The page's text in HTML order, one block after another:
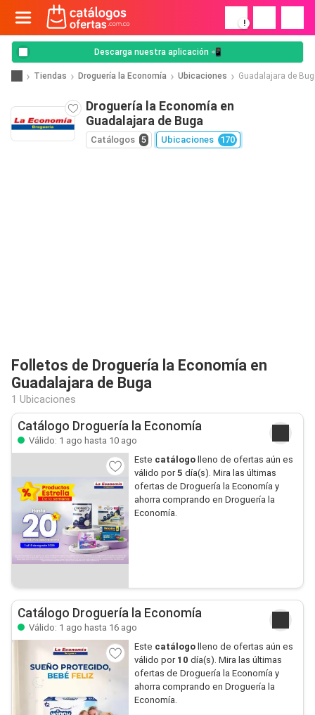
!
Descarga nuestra aplicación 📲
Tiendas Droguería la Economía Ubicaciones Guadalajara de
Droguería la Economía en
Guadalajara de Buga
Catálogos 5 Ubicaciones 170
Folletos de Droguería la Economía en
Guadalajara de Buga
1 Ubicaciones
Catálogo Droguería la Economía
Válido: 1 ago hasta 10 ago
Este catálogolleno de ofertas aún es
válido por5 día(s). Mira las últimas
ofertas de Droguería la Economía y
ahorra comprando en Droguería la
Economía.
Catálogo Droguería la Economía
Válido: 1 ago hasta 16 ago
Este catálogolleno de ofertas aún es
válido por 10 día(s). Mira las últimas
ofertas de Droguería la Economía y
ahorra comprando en Droguería la
Economía.